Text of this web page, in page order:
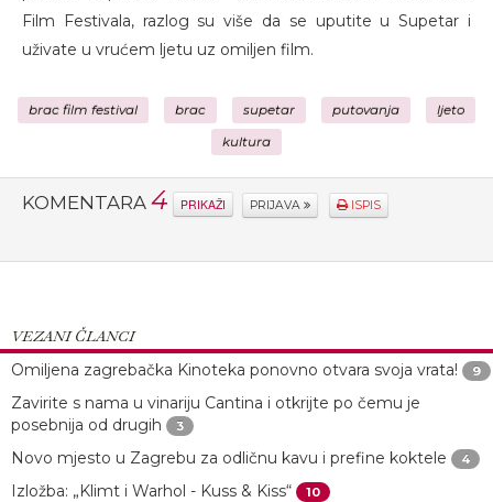
Film Festivala, razlog su više da se uputite u Supetar i
uživate u vrućem ljetu uz omiljen film.
brac film festival brac supetar putovanja ljeto
kultura
KOMENTARA 4 PRIKAŽI PRIJAVA ISPIS
VEZANI ČLANCI
Omiljena zagrebačka Kinoteka ponovno otvara svoja vrata!
9
Zavirite s nama u vinariju Cantina i otkrijte po čemu je
posebnija od drugih
3
Novo mjesto u Zagrebu za odličnu kavu i prefine koktele 4
Izložba: „Klimt i Warhol - Kuss & Kiss“ 10